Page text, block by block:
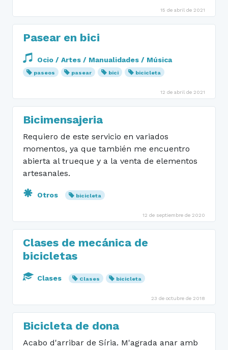
15 de abril de 2021
Pasear en bici
Ocio / Artes / Manualidades / Música
paseos pasear bici bicicleta
12 de abril de 2021
Bicimensajeria
Requiero de este servicio en variados
momentos, ya que también me encuentro
abierta al trueque y a la venta de elementos
artesanales.
Otros bicicleta
12 de septiembre de 2020
Clases de mecánica de
bicicletas
Clases Clases bicicleta
23 de octubre de 2018
Bicicleta de dona
Acabo d'arribar de Síria. M'agrada anar amb